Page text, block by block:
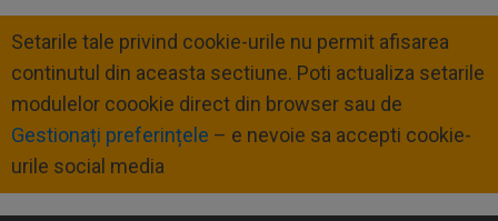
Setarile tale privind cookie-urile nu permit afisarea
continutul din aceasta sectiune. Poti actualiza setarile
modulelor coookie direct din browser sau de
Gestionați preferințele – e nevoie sa accepti cookie-
urile social media